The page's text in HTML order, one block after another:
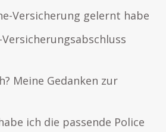
Versicherung gelernt habe
Meine Gedanken zur
ich die passende Police